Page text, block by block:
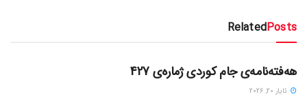
RelatedPosts
دسته‌بندی نشده
هەفتەنامەی جام کوردی ژمارەی 427
ئایار 20, 2026